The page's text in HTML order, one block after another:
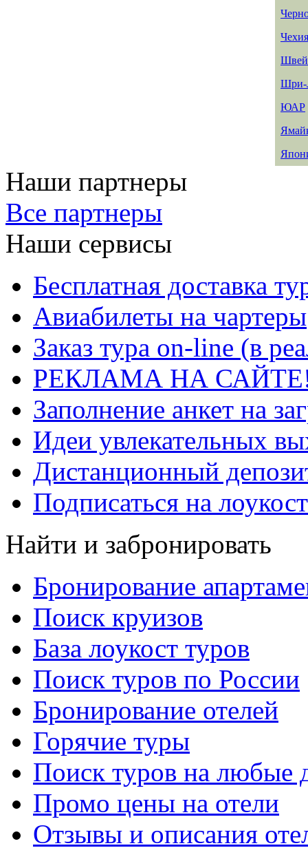
Чехия
Шри-
ЮАР
Наши партнеры
Все партнеры
Наши сервисы
Бесплатная доставка
Авиабилеты на чартеры
Заказ тура on-line (в
РЕКЛАМА НА
Заполнение анкет на
Идеи увлекательных
Дистанционный
Подписаться на
Найти и забронировать
Бронирование
Поиск круизов
База лоукост туров
Поиск туров по России
Бронирование отелей
Горячие туры
Поиск туров на любые
Промо цены на отели
Отзывы и описания